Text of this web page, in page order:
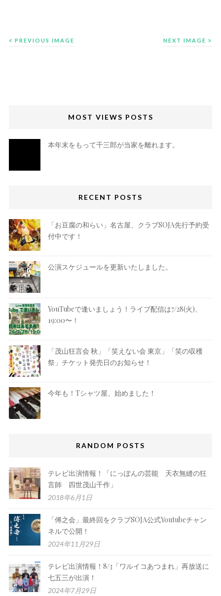
PREVIOUS IMAGE NEXT IMAGE
MOST VIEWS POSTS
本年末をもって千三郎が当家を離れます。
RECENT POSTS
「お豆腐の和らい」名古屋、クラブSOJA先行予約受
付中です！
公演スケジュールを更新いたしました。
YouTubeで逢いましょう！ライブ配信は7/28(火)、
19:00〜！
「茂山狂言会 秋」「笑えない会 東京」「笑の収穫
祭」チケット発売日のお知らせ！
今年も！Tシャツ屋、始めました！
RANDOM POSTS
テレビ出演情報！「にっぽんの芸能 天衣無縫の狂
言師 四世茂山千作」
2018年6月1日
「傅之会」最終回をクラブSOJA公式Youtubeチャン
ネルで公開！
2024年11月29日
テレビ出演情報！8/3「ワルイコあつまれ」再放送に
七五三が出演！
2024年7月29日